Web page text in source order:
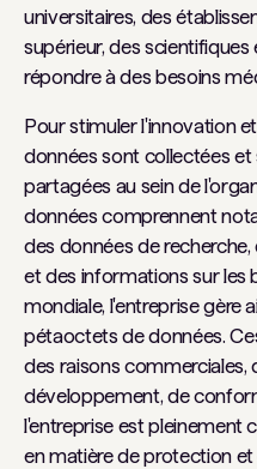
universitaires, des
supérieur, des
répondre à des besoins
Pour stimuler l'innovation
données sont collectées et
partagées au sein de
données comprennent
des données de
et des informations sur les
mondiale, l'entreprise gère
pétaoctets de données.
des raisons commerciales,
développement, de
l'entreprise est pleinement
en matière de protection et